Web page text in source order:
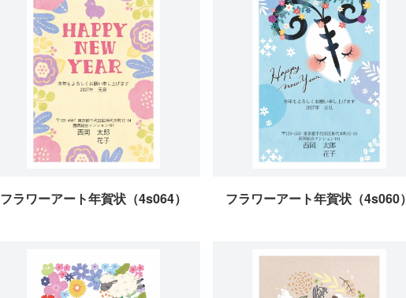
フラワーアート年賀状（4s064） フラワーアート年賀状（4s060）